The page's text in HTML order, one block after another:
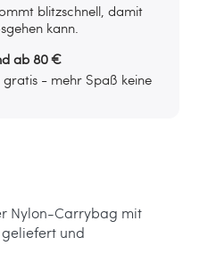
blitzschnell, damit
kann.
ab 80 €
- mehr Spaß keine
Nylon-Carrybag mit
und